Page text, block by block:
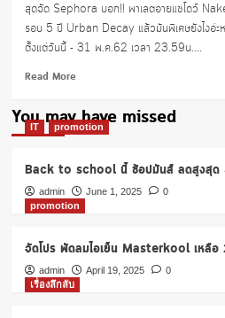
สุดจัด Sephora บอก!! พาเลตอายแชโดว์
รอบ 5 ปี Urban Decay แล้วมันพิเศษยังไงอ่ะ
ตั้งแต่วันนี้ - 31 พ.ค.62 เวลา 23.59น....
Read MoreRead
about
ลด
ครบ
รอบ
5
Urban
ที่
Sephora
You may have missed
IT promotion
Back to school นี้ ช้อปมันส์ ลดสูงสุด
admin June 1, 2025
0
promotion
จัดโปร พัดลมไอเย็น Masterkool เหลือ
admin April 19, 2025
0
เรื่องลึกลับ